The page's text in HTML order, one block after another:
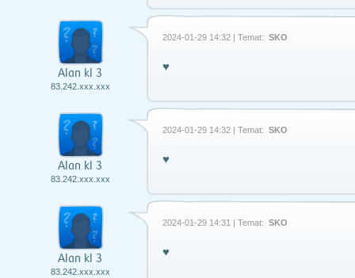
Alan kl 3
83.242.xxx.xxx
2024-01-29 14:32 | Temat: SKO
♥️
Alan kl 3
83.242.xxx.xxx
2024-01-29 14:32 | Temat: SKO
♥️
Alan kl 3
83.242.xxx.xxx
2024-01-29 14:31 | Temat: SKO
♥️